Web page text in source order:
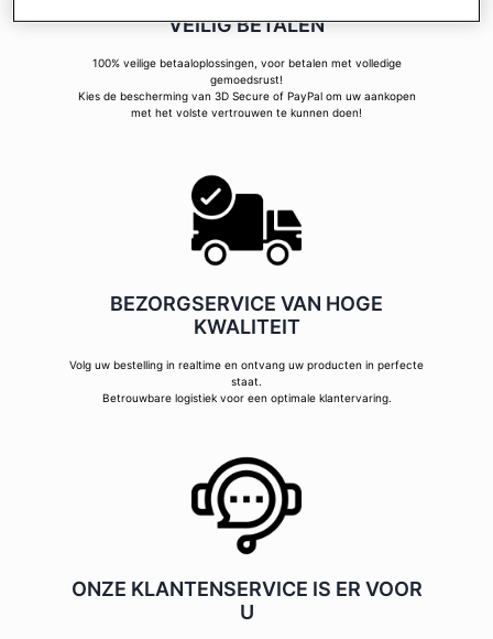
VEILIG BETALEN
100% veilige betaaloplossingen, voor betalen met volledige
gemoedsrust!
Kies de bescherming van 3D Secure of PayPal om uw aankopen
met het volste vertrouwen te kunnen doen!
BEZORGSERVICE VAN HOGE
KWALITEIT
Volg uw bestelling in realtime en ontvang uw producten in perfecte
staat.
Betrouwbare logistiek voor een optimale klantervaring.
ONZE KLANTENSERVICE IS ER VOOR
U